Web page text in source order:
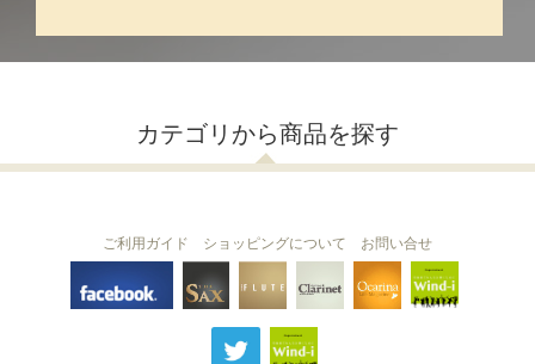
カテゴリから商品を探す
THE SAX The Clarinet
ご利用ガイド ショッピングについて お問い合せ